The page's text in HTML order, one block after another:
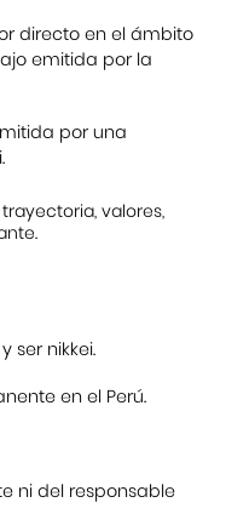
directo en el ámbito
emitida por la
por una
valores,
ser nikkei.
en el Perú.
ni del responsable